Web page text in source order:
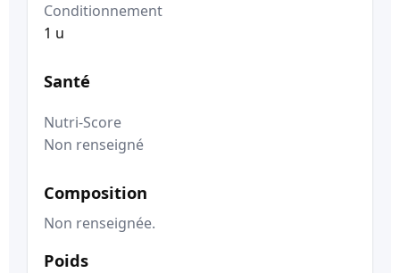
Conditionnement
1 u
Santé
Nutri-Score
Non renseigné
Composition
Non renseignée.
Poids